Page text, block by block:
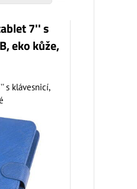
7'' s
eko kůže,
s klávesnicí,